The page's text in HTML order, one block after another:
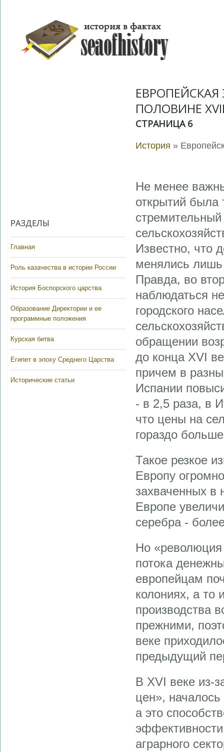
РАЗДЕЛЫ
Главная
Роль казачества в истории России
История Боспорского царства
Образование Директории и ее
программные положения
Курская битва
Египет в эпоху Среднего Царства
Исторические статьи
ЕВРОПЕЙСКАЯ
ПОЛОВИНЕ
СТРАНИЦА 6
История »
Не менее
открытий была
Известно, что
менялись лишь
Правда, во
наблюдаться
городского
обращении
до конца XVI
причем в
Испании
- в 2,5 раза, в
что цены на
гораздо
Такое резкое
Европу
захваченных в
Европе
серебра -
Но
потока
европейцам
колониях, а то
производства
прежними,
веке
предыдущий
В XVI веке из-
цен»,
а это
аграрного